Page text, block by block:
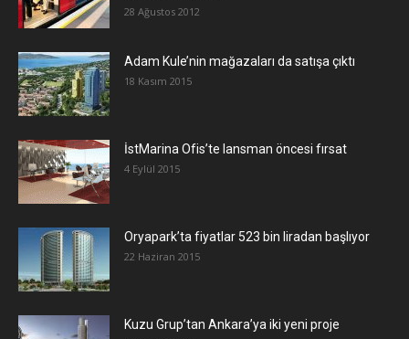
28 Ağustos 2012
Adam Kule’nin mağazaları da satışa çıktı
18 Kasım 2015
İstMarina Ofis’te lansman öncesi fırsat
4 Eylül 2015
Oryapark’ta fiyatlar 523 bin liradan başlıyor
22 Haziran 2015
​Kuzu Grup’tan Ankara’ya iki yeni proje